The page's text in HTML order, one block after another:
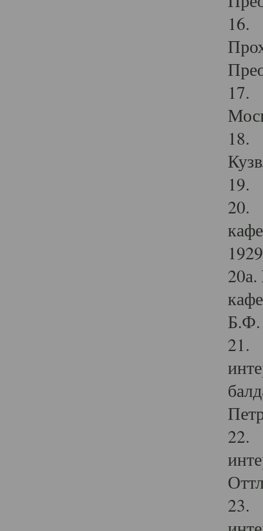
16.
17.
18.
19.
20.
Б.Ф.
21.
22.
23.